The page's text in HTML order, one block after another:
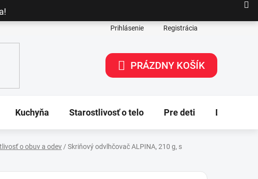
Prihlásenie Registrácia
NÁKUPNÝ
PRÁZDNY KOŠÍK
Kuchyňa Starostlivosť o telo Pre deti Dekorácie
o obuv a odev / Skriňový odvlhčovač ALPINA, 210 g, s